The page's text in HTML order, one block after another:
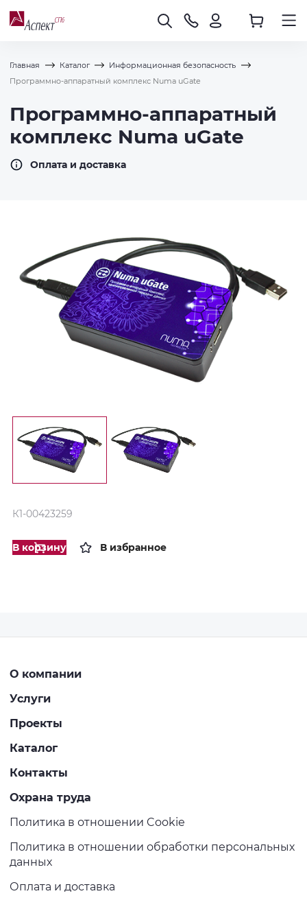
Главная Каталог
Информационная безопасность
Программно-аппаратный комплекс Numa uGate
Программно-аппаратный
комплекс Numa uGate
Оплата и доставка
К1-00423259
В корзину В избранное
О компании
Услуги
Проекты
Каталог
Контакты
Охрана труда
Политика в отношении Cookie
Политика в отношении обработки персональных
данных
Оплата и доставка